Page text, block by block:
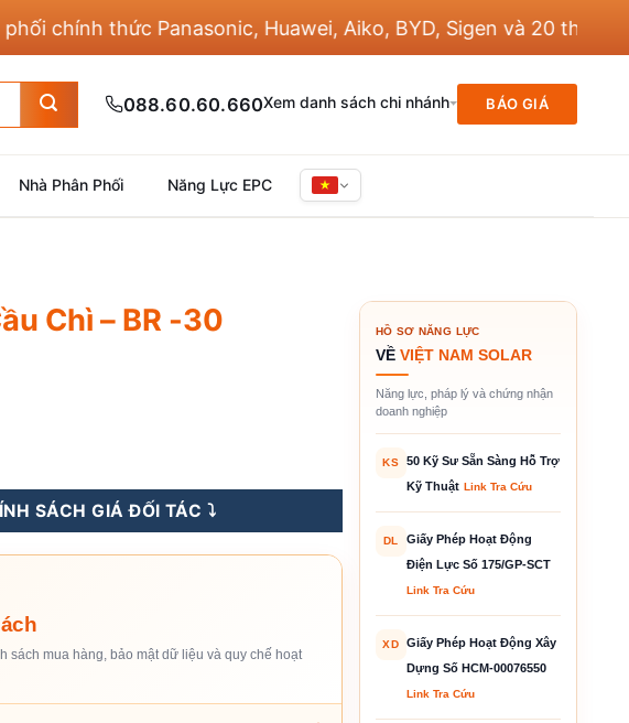
chính thức Panasonic, Huawei, Aiko, BYD, Sigen và 20 thương
088.60.60.660Xem danh sách chi nhánh BÁO GIÁ
Nhà Phân Phối Năng Lực EPC
Chì – BR -30
số lượng
SÁCH GIÁ ĐỐI TÁC ⤵️
sách mua hàng, bảo mật dữ liệu và quy chế hoạt
HỒ SƠ NĂNG LỰC
VỀ VIỆT NAM SOLAR
Năng lực, pháp lý và chứng nhận
doanh nghiệp
KS
50 Kỹ Sư Sẵn Sàng Hỗ Trợ
Kỹ Thuật Link Tra Cứu
DL
Giấy Phép Hoạt Động
Điện Lực Số 175/GP-SCT
Link Tra Cứu
XD
Giấy Phép Hoạt Động Xây
Dựng Số HCM-00076550
Link Tra Cứu